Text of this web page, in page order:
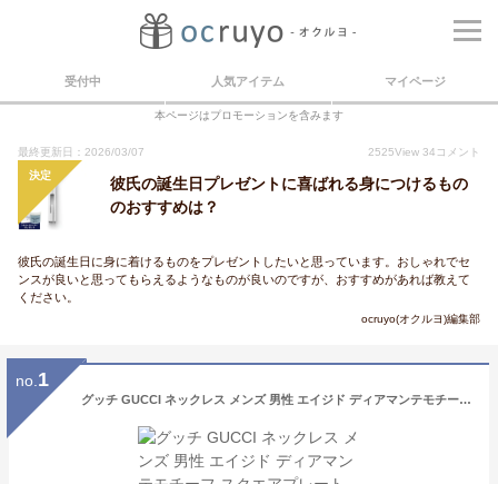
受付中 人気アイテム マイページ
本ページはプロモーションを含みます
最終更新日：2026/03/07 2525View 34 コメント
決定
彼氏の誕生日プレゼントに喜ばれる身につけるもの
のおすすめは？
彼氏の誕生日に身に着けるものをプレゼントしたいと思っています。おしゃれでセ
ンスが良いと思ってもらえるようなものが良いのですが、おすすめがあれば教えて
ください。
ocruyo(オクルヨ)編集部
no. 1
グッチ GUCCI ネックレス メンズ 男性 エイジド ディアマンテモチーフ スクエアプレート クロムシルバー アクセサリー ブランド ギフト プレゼント 誕生日 記念日 310481 J89L0 8518【最大2500円クーポン 2/19 11:59迄】